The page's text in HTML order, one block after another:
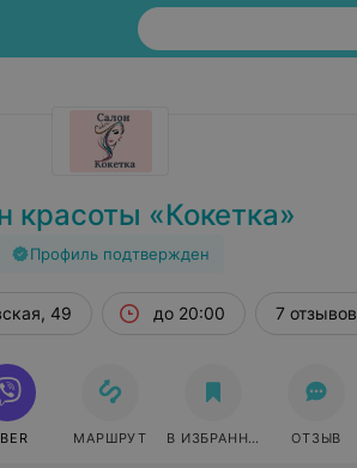
красоты «Кокетка»
Профиль подтвержден
49 до 20:00 7 отзывов
МАРШРУТ В ИЗБРАННОЕ ОТЗЫВ